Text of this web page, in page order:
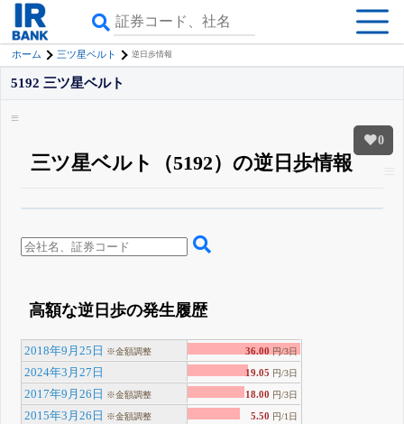
ホーム 三ツ星ベルト 逆日歩情報
0
5192 三ツ星ベルト
三ツ星ベルト（5192）の逆日歩情報
見られる
無料でβ版をはじめる
登録すると永久30%OFFと米株版の先行利用も付きます
高額な逆日歩の発生履歴
2018年9月25日 ※金額調整 36.00 円/3日
2024年3月27日 19.05 円/3日
2017年9月26日 ※金額調整 18.00 円/3日
2015年3月26日 ※金額調整 5.50 円/1日